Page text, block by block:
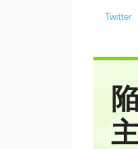
Twitter